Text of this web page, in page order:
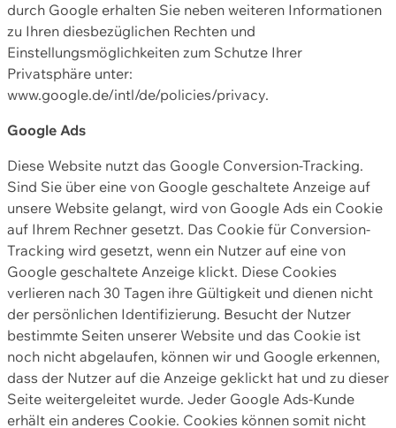
durch Google erhalten Sie neben weiteren Informationen
zu Ihren diesbezüglichen Rechten und
Einstellungsmöglichkeiten zum Schutze Ihrer
Privatsphäre unter:
www.google.de/intl/de/policies/privacy.
Google Ads
Diese Website nutzt das Google Conversion-Tracking.
Sind Sie über eine von Google geschaltete Anzeige auf
unsere Website gelangt, wird von Google Ads ein Cookie
auf Ihrem Rechner gesetzt. Das Cookie für Conversion-
Tracking wird gesetzt, wenn ein Nutzer auf eine von
Google geschaltete Anzeige klickt. Diese Cookies
verlieren nach 30 Tagen ihre Gültigkeit und dienen nicht
der persönlichen Identifizierung. Besucht der Nutzer
bestimmte Seiten unserer Website und das Cookie ist
noch nicht abgelaufen, können wir und Google erkennen,
dass der Nutzer auf die Anzeige geklickt hat und zu dieser
Seite weitergeleitet wurde. Jeder Google Ads-Kunde
erhält ein anderes Cookie. Cookies können somit nicht